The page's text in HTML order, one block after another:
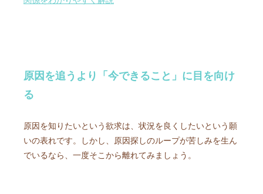
原因を追うより「今できること」に目を向け
る
原因を知りたいという欲求は、状況を良くしたいという願
いの表れです。しかし、原因探しのループが苦しみを生ん
でいるなら、一度そこから離れてみましょう。